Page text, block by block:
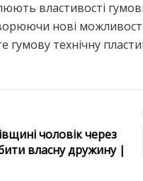
властивості
нові
гумову технічну
чоловік через
власну дружину |